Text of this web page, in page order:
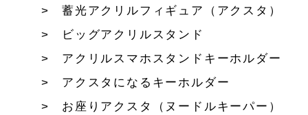
蓄光アクリルフィギュア（アクスタ）
ビッグアクリルスタンド
アクリルスマホスタンドキーホルダー
アクスタになるキーホルダー
お座りアクスタ（ヌードルキーパー）